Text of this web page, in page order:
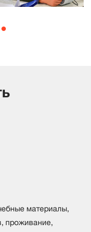
материалы,
проживание,